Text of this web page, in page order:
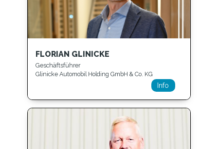
FLORIAN GLINICKE
Geschäftsführer
Glinicke Automobil Holding GmbH & Co. KG
Info